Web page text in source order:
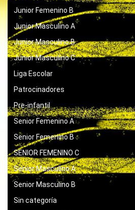
Junior Femenino B
Junior Masculino A
Junior Masculino B
Junior Masculino C
Liga Escolar
Patrocinadores
Pre-infantil
Senior Femenino A
Senior Femenino B
SENIOR FEMENINO C
Senior Masculino A
Senior Masculino B
Sin categoría